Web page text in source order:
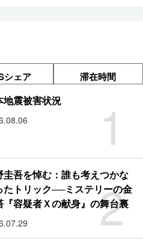
シェア 滞在時間
1
地震被害状況
2
圭吾を悼む：誰も考えつかな
たトリック──ミステリーの金
『容疑者Ｘの献身』の舞台裏